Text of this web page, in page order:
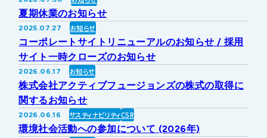
協業・パートナー募集
採用情報
その他事業
新しい取り組み
IRライブラリー
IRカレンダー
個人投資家の皆様へ
IR方針・免責事項
お問い合わせ
公式 広報
夏期休業のお知らせ
2025.07.27 お知らせ
コーポレートサイトリニューアルのお知らせ / 採用
サイト一時クローズのお知らせ
2026.06.17 お知らせ
株式会社アクティブフュージョンズの株式の取得に
関するお知らせ
2026.06.16 サスティナビリティCSR
環境社会活動への参加について (2026年)